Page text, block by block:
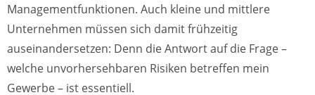
Managementfunktionen. Auch kleine und mittlere
Unternehmen müssen sich damit frühzeitig
auseinandersetzen: Denn die Antwort auf die Frage –
welche unvorhersehbaren Risiken betreffen mein
Gewerbe – ist essentiell.